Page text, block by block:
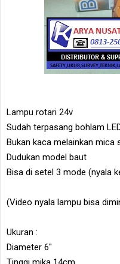
Lampu rotari 24v
Sudah terpasang bohlam
Bukan kaca melainkan mica
Dudukan model baut
Bisa di setel 3 mode (nyala
(Video nyala lampu bisa
Ukuran :
Diameter 6"